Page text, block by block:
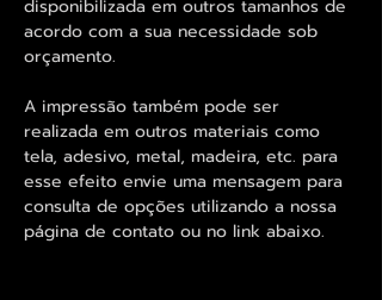
disponibilizada em outros tamanhos de
acordo com a sua necessidade sob
orçamento.
A impressão também pode ser
realizada em outros materiais como
tela, adesivo, metal, madeira, etc. para
esse efeito envie uma mensagem para
consulta de opções utilizando a nossa
página de contato ou no link abaixo.